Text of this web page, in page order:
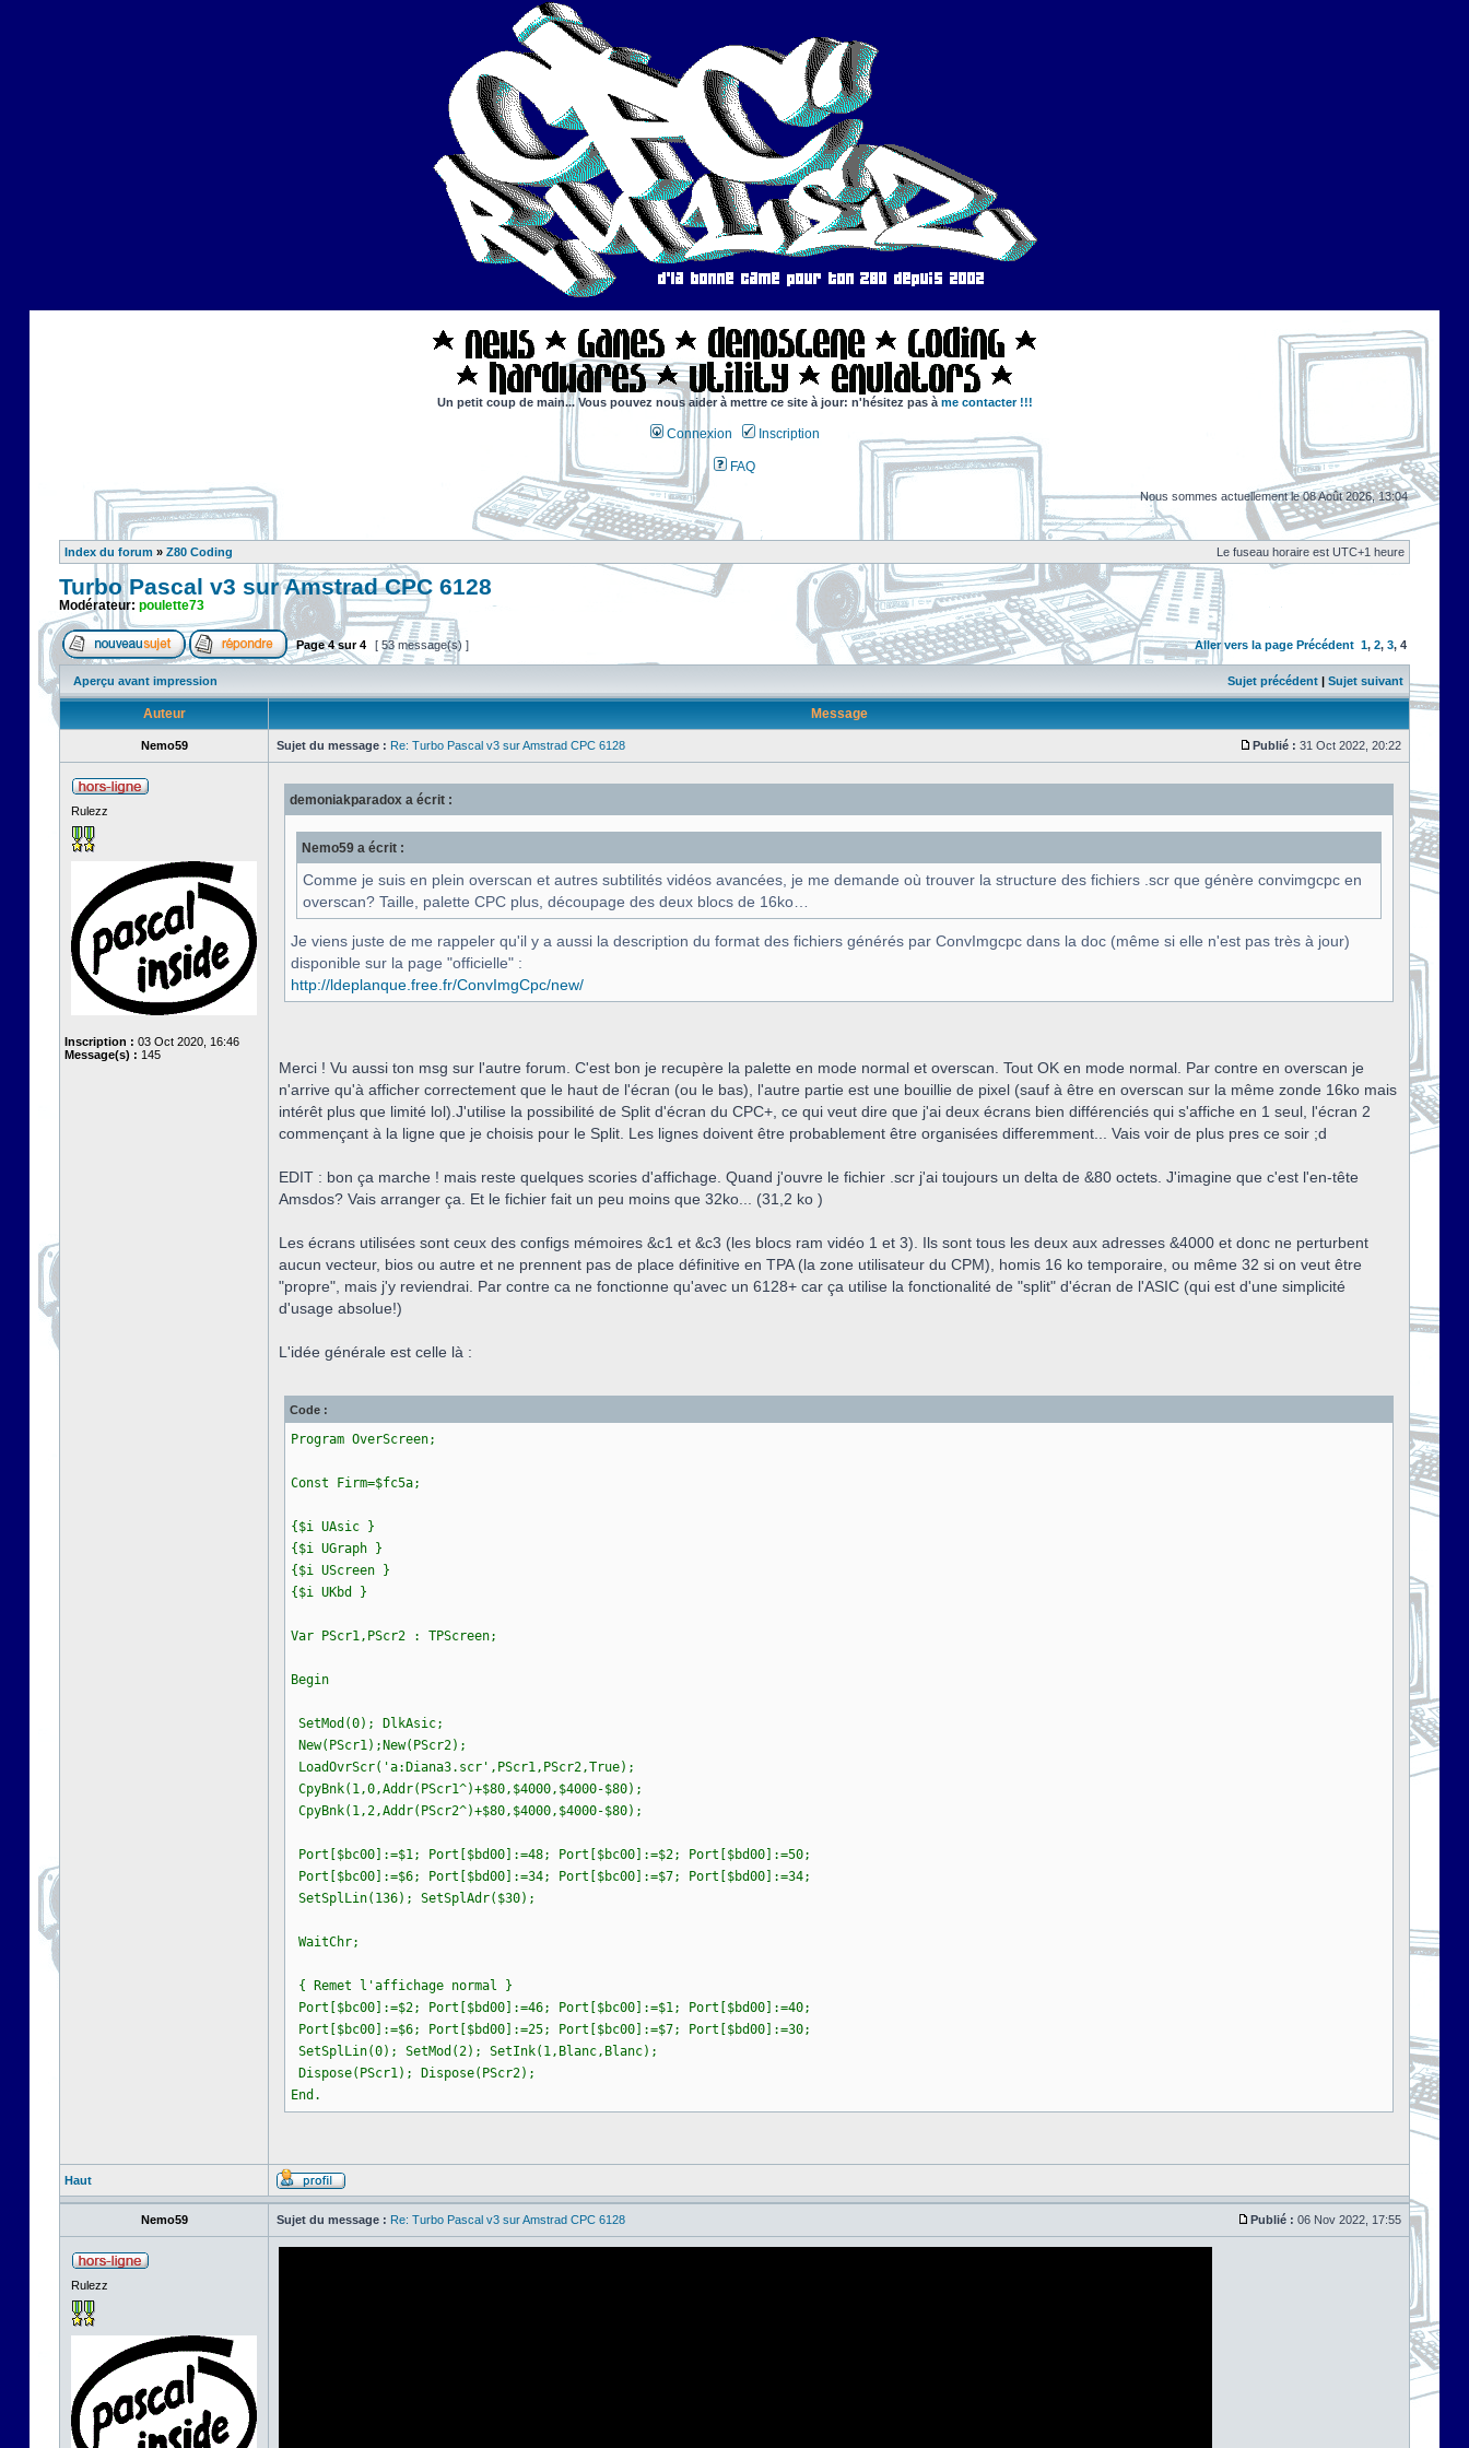
Un petit coup de main... Vous pouvez nous aider à mettre ce site à jour: n'hésitez pas à me contacter !!!
Connexion Inscription
FAQ
Nous sommes actuellement le 08 Août 2026, 13:04
Index du forum » Z80 Coding Le fuseau horaire est UTC+1 heure
Turbo Pascal v3 sur Amstrad CPC 6128
Modérateur: poulette73
Page4sur4 [ 53 message(s) ] Aller vers la page Précédent 1, 2, 3, 4
Aperçu avant impression Sujet précédent | Sujet suivant
Auteur Message
Nemo59 Sujet du message : Re: Turbo Pascal v3 sur Amstrad CPC 6128 Publié : 31 Oct 2022, 20:22
Rulezz
Inscription : 03 Oct 2020, 16:46
Message(s) : 145
demoniakparadox a écrit :
Nemo59 a écrit :
Comme je suis en plein overscan et autres subtilités vidéos avancées, je me demande où trouver la structure des fichiers .scr que génère convimgcpc en
overscan? Taille, palette CPC plus, découpage des deux blocs de 16ko…
Je viens juste de me rappeler qu'il y a aussi la description du format des fichiers générés par ConvImgcpc dans la doc (même si elle n'est pas très à jour)
disponible sur la page "officielle" :
http://ldeplanque.free.fr/ConvImgCpc/new/
Merci ! Vu aussi ton msg sur l'autre forum. C'est bon je recupère la palette en mode normal et overscan. Tout OK en mode normal. Par contre en overscan je
n'arrive qu'à afficher correctement que le haut de l'écran (ou le bas), l'autre partie est une bouillie de pixel (sauf à être en overscan sur la même zonde 16ko mais
intérêt plus que limité lol).J'utilise la possibilité de Split d'écran du CPC+, ce qui veut dire que j'ai deux écrans bien différenciés qui s'affiche en 1 seul, l'écran 2
commençant à la ligne que je choisis pour le Split. Les lignes doivent être probablement être organisées differemment... Vais voir de plus pres ce soir ;d
EDIT : bon ça marche ! mais reste quelques scories d'affichage. Quand j'ouvre le fichier .scr j'ai toujours un delta de &80 octets. J'imagine que c'est l'en-tête
Amsdos? Vais arranger ça. Et le fichier fait un peu moins que 32ko... (31,2 ko )
Les écrans utilisées sont ceux des configs mémoires &c1 et &c3 (les blocs ram vidéo 1 et 3). Ils sont tous les deux aux adresses &4000 et donc ne perturbent
aucun vecteur, bios ou autre et ne prennent pas de place définitive en TPA (la zone utilisateur du CPM), homis 16 ko temporaire, ou même 32 si on veut être
"propre", mais j'y reviendrai. Par contre ca ne fonctionne qu'avec un 6128+ car ça utilise la fonctionalité de "split" d'écran de l'ASIC (qui est d'une simplicité
d'usage absolue!)
L'idée générale est celle là :
Code :
Program OverScreen;
Const Firm=$fc5a;
{$i UAsic }
{$i UGraph }
{$i UScreen }
{$i UKbd }
Var PScr1,PScr2 : TPScreen;
Begin
SetMod(0); DlkAsic;
New(PScr1);New(PScr2);
LoadOvrScr('a:Diana3.scr',PScr1,PScr2,True);
CpyBnk(1,0,Addr(PScr1^)+$80,$4000,$4000-$80);
CpyBnk(1,2,Addr(PScr2^)+$80,$4000,$4000-$80);
Port[$bc00]:=$1; Port[$bd00]:=48; Port[$bc00]:=$2; Port[$bd00]:=50;
Port[$bc00]:=$6; Port[$bd00]:=34; Port[$bc00]:=$7; Port[$bd00]:=34;
SetSplLin(136); SetSplAdr($30);
WaitChr;
{ Remet l'affichage normal }
Port[$bc00]:=$2; Port[$bd00]:=46; Port[$bc00]:=$1; Port[$bd00]:=40;
Port[$bc00]:=$6; Port[$bd00]:=25; Port[$bc00]:=$7; Port[$bd00]:=30;
SetSplLin(0); SetMod(2); SetInk(1,Blanc,Blanc);
Dispose(PScr1); Dispose(PScr2);
End.
Haut
Nemo59 Sujet du message : Re: Turbo Pascal v3 sur Amstrad CPC 6128 Publié : 06 Nov 2022, 17:55
Rulezz